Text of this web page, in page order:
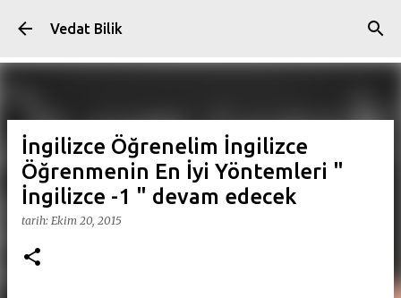
Vedat Bilik
İngilizce Öğrenelim İngilizce
Öğrenmenin En İyi Yöntemleri "
İngilizce -1 " devam edecek
tarih: Ekim 20, 2015